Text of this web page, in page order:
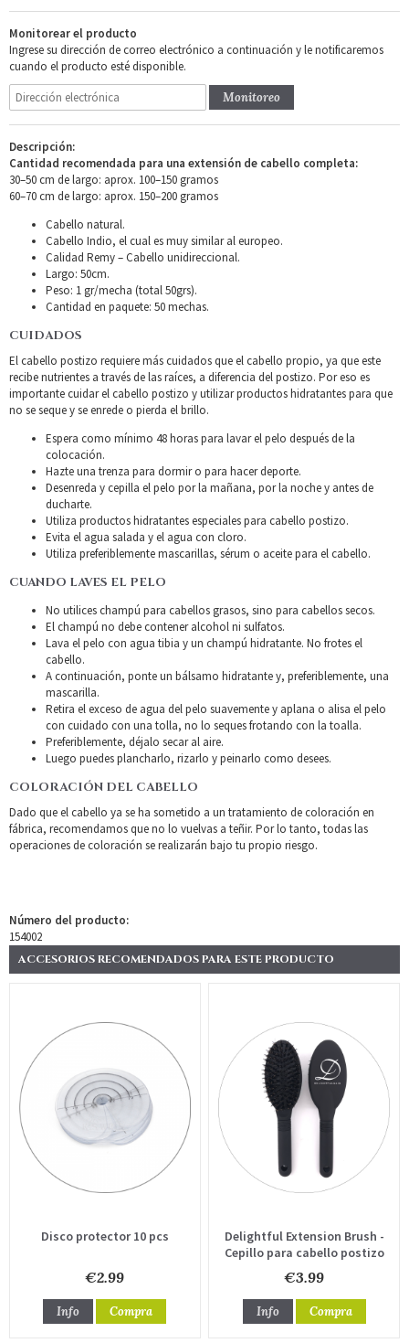
Monitorear el producto
Ingrese su dirección de correo electrónico a continuación y le notificaremos
cuando el producto esté disponible.
Monitoreo
Descripción:
Cantidad recomendada para una extensión de cabello completa:
30–50 cm de largo: aprox. 100–150 gramos
60–70 cm de largo: aprox. 150–200 gramos
Cabello natural.
Cabello Indio, el cual es muy similar al europeo.
Calidad Remy – Cabello unidireccional.
Largo: 50cm.
Peso: 1 gr/mecha (total 50grs).
Cantidad en paquete: 50 mechas.
CUIDADOS
El cabello postizo requiere más cuidados que el cabello propio, ya que este
recibe nutrientes a través de las raíces, a diferencia del postizo. Por eso es
importante cuidar el cabello postizo y utilizar productos hidratantes para que
no se seque y se enrede o pierda el brillo.
Espera como mínimo 48 horas para lavar el pelo después de la
colocación.
Hazte una trenza para dormir o para hacer deporte.
Desenreda y cepilla el pelo por la mañana, por la noche y antes de
ducharte.
Utiliza productos hidratantes especiales para cabello postizo.
Evita el agua salada y el agua con cloro.
Utiliza preferiblemente mascarillas, sérum o aceite para el cabello.
CUANDO LAVES EL PELO
No utilices champú para cabellos grasos, sino para cabellos secos.
El champú no debe contener alcohol ni sulfatos.
Lava el pelo con agua tibia y un champú hidratante. No frotes el
cabello.
A continuación, ponte un bálsamo hidratante y, preferiblemente, una
mascarilla.
Retira el exceso de agua del pelo suavemente y aplana o alisa el pelo
con cuidado con una tolla, no lo seques frotando con la toalla.
Preferiblemente, déjalo secar al aire.
Luego puedes plancharlo, rizarlo y peinarlo como desees.
COLORACIÓN DEL CABELLO
Dado que el cabello ya se ha sometido a un tratamiento de coloración en
fábrica, recomendamos que no lo vuelvas a teñir. Por lo tanto, todas las
operaciones de coloración se realizarán bajo tu propio riesgo.
Número del producto:
154002
ACCESORIOS RECOMENDADOS PARA ESTE PRODUCTO
Disco protector 10 pcs
€2.99
Info Compra
Delightful Extension Brush -
Cepillo para cabello postizo
€3.99
Info Compra